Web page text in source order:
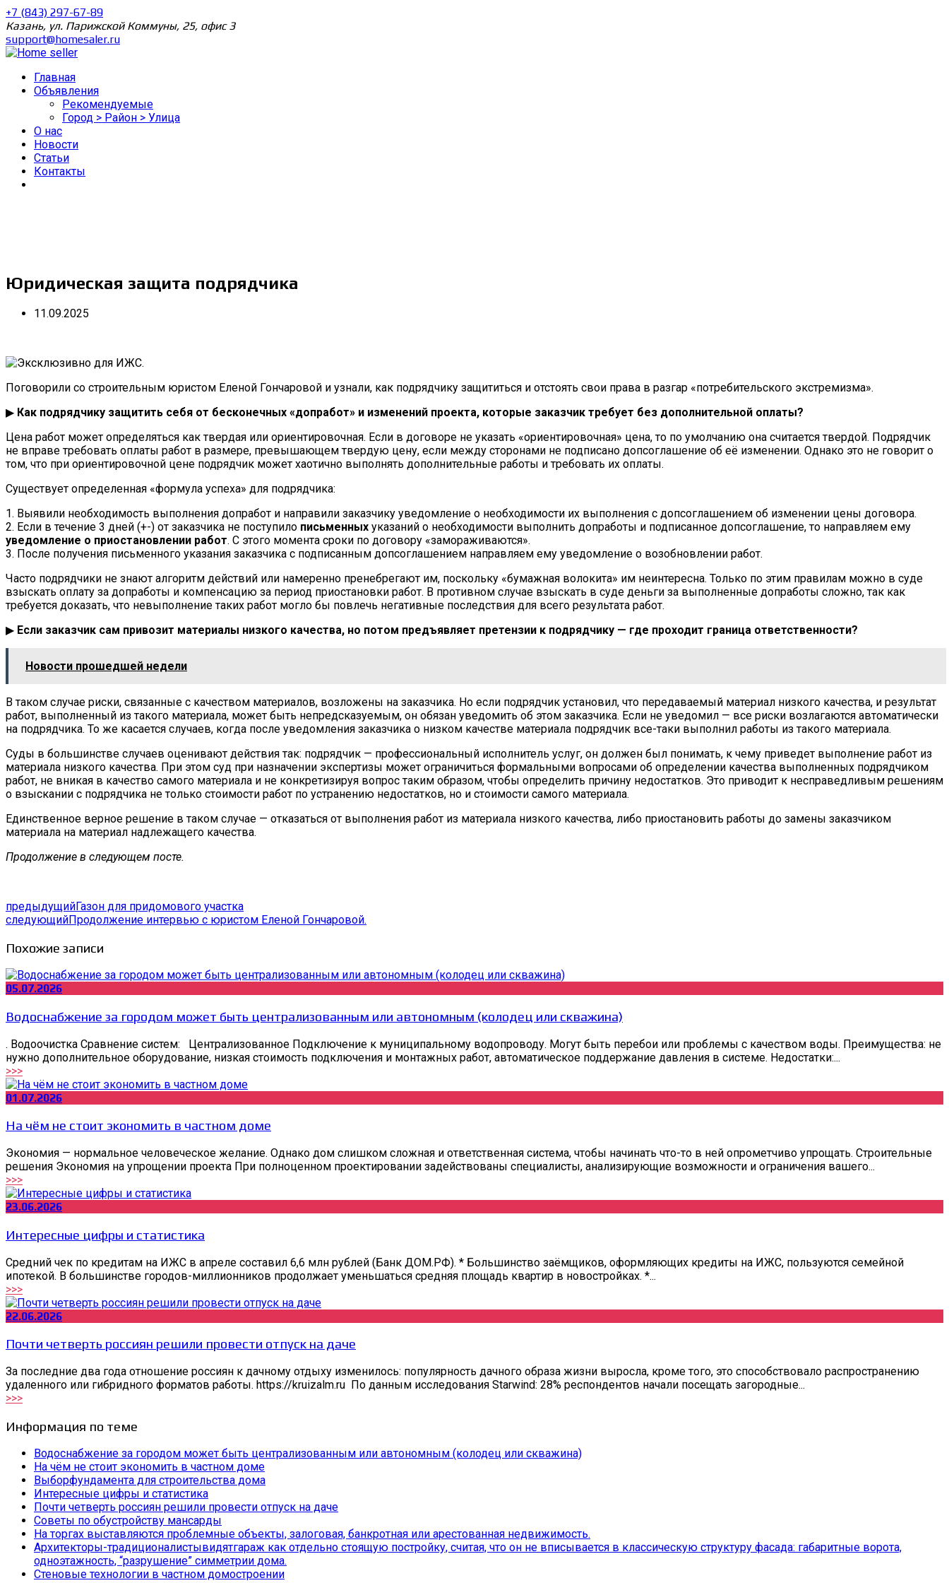
+7 (843) 297-67-89
Казань, ул. Парижской Коммуны, 25, офис 3
support@homesaler.ru
Главная
Объявления
Рекомендуемые
Город > Район > Улица
О нас
Новости
Статьи
Контакты
Юридическая защита подрядчика
11.09.2025
Поговорили со строительным юристом Еленой Гончаровой и узнали, как подрядчику защититься и отстоять свои права в разгар «потребительского экстремизма».
▶ Как подрядчику защитить себя от бесконечных «допработ» и изменений проекта, которые заказчик требует без дополнительной оплаты?
Цена работ может определяться как твердая или ориентировочная. Если в договоре не указать «ориентировочная» цена, то по умолчанию она считается твердой. Подрядчик
не вправе требовать оплаты работ в размере, превышающем твердую цену, если между сторонами не подписано допсоглашение об её изменении. Однако это не говорит о
том, что при ориентировочной цене подрядчик может хаотично выполнять дополнительные работы и требовать их оплаты.
Существует определенная «формула успеха» для подрядчика:
1. Выявили необходимость выполнения допработ и направили заказчику уведомление о необходимости их выполнения с допсоглашением об изменении цены договора.
2. Если в течение 3 дней (+-) от заказчика не поступило письменных указаний о необходимости выполнить допработы и подписанное допсоглашение, то направляем ему
уведомление о приостановлении работ. С этого момента сроки по договору «замораживаются».
3. После получения письменного указания заказчика с подписанным допсоглашением направляем ему уведомление о возобновлении работ.
Часто подрядчики не знают алгоритм действий или намеренно пренебрегают им, поскольку «бумажная волокита» им неинтересна. Только по этим правилам можно в суде
взыскать оплату за допработы и компенсацию за период приостановки работ. В противном случае взыскать в суде деньги за выполненные допработы сложно, так как
требуется доказать, что невыполнение таких работ могло бы повлечь негативные последствия для всего результата работ.
▶ Если заказчик сам привозит материалы низкого качества, но потом предъявляет претензии к подрядчику — где проходит граница ответственности?
Новости прошедшей недели
В таком случае риски, связанные с качеством материалов, возложены на заказчика. Но если подрядчик установил, что передаваемый материал низкого качества, и результат
работ, выполненный из такого материала, может быть непредсказуемым, он обязан уведомить об этом заказчика. Если не уведомил — все риски возлагаются автоматически
на подрядчика. То же касается случаев, когда после уведомления заказчика о низком качестве материала подрядчик все-таки выполнил работы из такого материала.
Суды в большинстве случаев оценивают действия так: подрядчик — профессиональный исполнитель услуг, он должен был понимать, к чему приведет выполнение работ из
материала низкого качества. При этом суд при назначении экспертизы может ограничиться формальными вопросами об определении качества выполненных подрядчиком
работ, не вникая в качество самого материала и не конкретизируя вопрос таким образом, чтобы определить причину недостатков. Это приводит к несправедливым решениям
о взыскании с подрядчика не только стоимости работ по устранению недостатков, но и стоимости самого материала.
Единственное верное решение в таком случае — отказаться от выполнения работ из материала низкого качества, либо приостановить работы до замены заказчиком
материала на материал надлежащего качества.
Продолжение в следующем посте.
предыдущийГазон для придомового участка
следующийПродолжение интервью с юристом Еленой Гончаровой.
Похожие записи
05.07.2026
Водоснабжение за городом может быть централизованным или автономным (колодец или скважина)
. Водоочистка Сравнение систем: Централизованное Подключение к муниципальному водопроводу. Могут быть перебои или проблемы с качеством воды. Преимущества: не
нужно дополнительное оборудование, низкая стоимость подключения и монтажных работ, автоматическое поддержание давления в системе. Недостатки:...
>>>
01.07.2026
На чём не стоит экономить в частном доме
Экономия — нормальное человеческое желание. Однако дом слишком сложная и ответственная система, чтобы начинать что-то в ней опрометчиво упрощать. Строительные
решения Экономия на упрощении проекта При полноценном проектировании задействованы специалисты, анализирующие возможности и ограничения вашего...
>>>
23.06.2026
Интересные цифры и статистика
Средний чек по кредитам на ИЖС в апреле составил 6,6 млн рублей (Банк ДОМ.РФ). * Большинство заёмщиков, оформляющих кредиты на ИЖС, пользуются семейной
ипотекой. В большинстве городов-миллионников продолжает уменьшаться средняя площадь квартир в новостройках. *...
>>>
22.06.2026
Почти четверть россиян решили провести отпуск на даче
За последние два года отношение россиян к дачному отдыху изменилось: популярность дачного образа жизни выросла, кроме того, это способствовало распространению
удаленного или гибридного форматов работы. https://kruizalm.ru По данным исследования Starwind: 28% респондентов начали посещать загородные...
>>>
Информация по теме
Водоснабжение за городом может быть централизованным или автономным (колодец или скважина)
На чём не стоит экономить в частном доме
Выборфундамента для строительства дома
Интересные цифры и статистика
Почти четверть россиян решили провести отпуск на даче
Советы по обустройству мансарды
На торгах выставляются проблемные объекты, залоговая, банкротная или арестованная недвижимость.
Архитекторы-традиционалистывидятгараж как отдельно стоящую постройку, считая, что он не вписывается в классическую структуру фасада: габаритные ворота,
одноэтажность, “разрушение” симметрии дома.
Стеновые технологии в частном домостроении